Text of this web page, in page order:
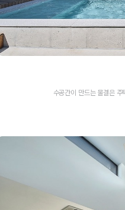
수공간이 만드는 물결은